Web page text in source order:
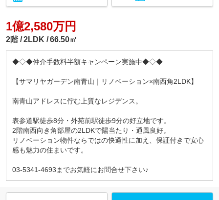
1億2,580万円
2階 2LDK 66.50㎡
◆◇◆仲介手数料半額キャンペーン実施中◆◇◆
【サマリヤガーデン南青山｜リノベーション×南西角2LDK】
南青山アドレスに佇む上質なレジデンス。
表参道駅徒歩8分・外苑前駅徒歩9分の好立地です。
2階南西向き角部屋の2LDKで陽当たり・通風良好。
リノベーション物件ならではの快適性に加え、保証付きで安心
感も魅力の住まいです。
03-5341-4693までお気軽にお問合せ下さい♪